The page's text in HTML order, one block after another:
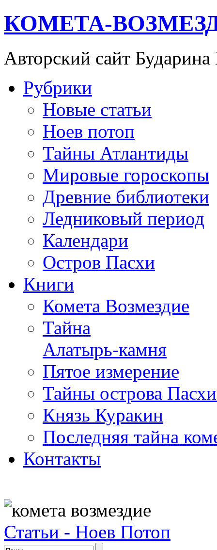
КОМЕТА-
Авторский сайт
Рубрики
Новые статьи
Ноев потоп
Тайны Атлантиды
Мировые гороскопы
Древние библиотеки
Ледниковый период
Календари
Остров Пасхи
Книги
Комета Возмездие
Тайна
Алатырь-камня
Пятое измерение
Тайны острова
Князь Куракин
Последняя тайна
Контакты
Статьи - Ноев Потоп